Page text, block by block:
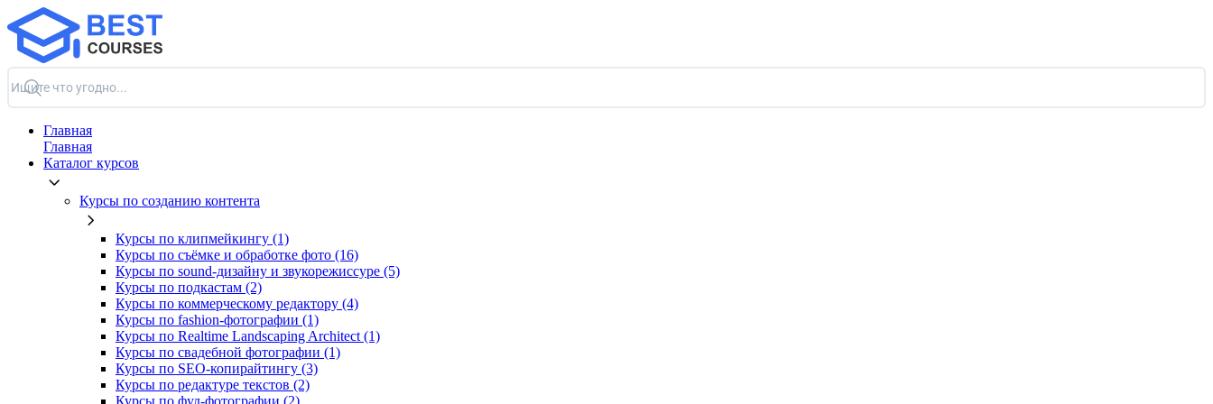
Главная
Главная
Каталог курсов
Курсы по созданию контента
Курсы по клипмейкингу (1)
Курсы по съёмке и обработке фото (16)
Курсы по sound-дизайну и звукорежиссуре (5)
Курсы по подкастам (2)
Курсы по коммерческому редактору (4)
Курсы по fashion-фотографии (1)
Курсы по Realtime Landscaping Architect (1)
Курсы по свадебной фотографии (1)
Курсы по SEO-копирайтингу (3)
Курсы по редактуре текстов (2)